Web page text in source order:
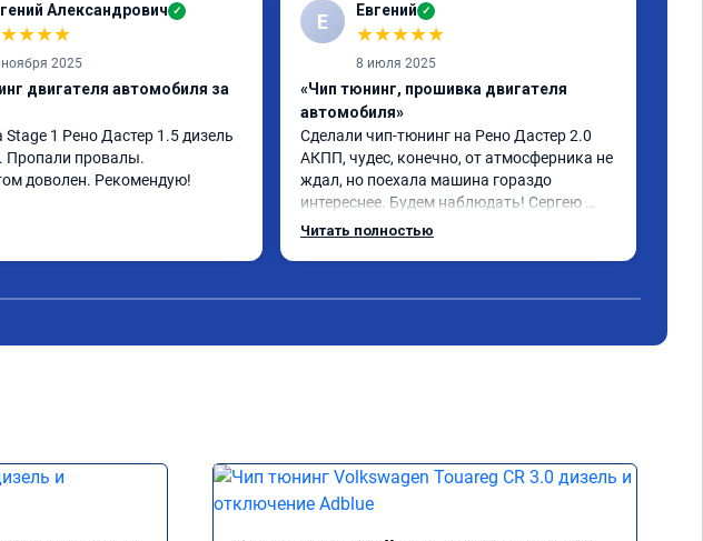
Александрович ✓
★★★★
2025
двигателя автомобиля за
1 Рено Дастер 1.5 дизель
Пропали провалы.
доволен. Рекомендую!
Е Евгений ✓
★★★★★
8 июля 2025
«Чип тюнинг, прошивка двигателя
автомобиля»
Сделали чип-тюнинг на Рено Дастер 2.0
АКПП, чудес, конечно, от атмосферника не
ждал, но поехала машина гораздо
интереснее. Будем наблюдать! Сергею
отдельное спасибо за профессионально
Читать полностью